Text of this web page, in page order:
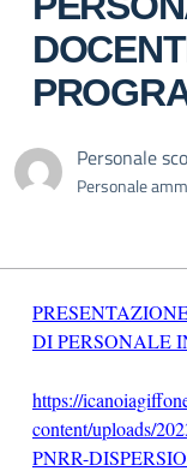
Personale
Personale
DI PERSONALE
https://
content/uploads/
PNRR-